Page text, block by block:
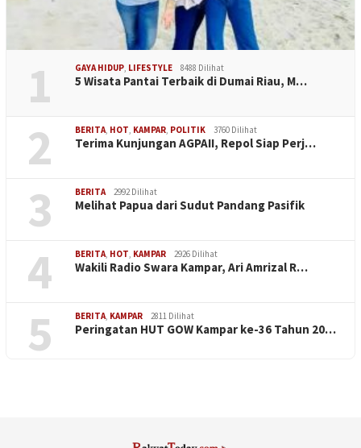
1 GAYA HIDUP LIFESTYLE 8488 Dilihat
5 Wisata Pantai Terbaik di Dumai Riau, M…
2 BERITA HOT KAMPAR POLITIK 3760 Dilihat
Terima Kunjungan AGPAII, Repol Siap Perj…
3 BERITA 2992 Dilihat
Melihat Papua dari Sudut Pandang Pasifik
4 BERITA HOT KAMPAR 2926 Dilihat
Wakili Radio Swara Kampar, Ari Amrizal R…
5 BERITA KAMPAR 2811 Dilihat
Peringatan HUT GOW Kampar ke-36 Tahun 20…